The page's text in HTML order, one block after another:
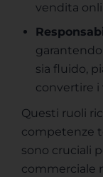
vendita
sia fluido,
convertire i
Questi ruoli
competenze
sono cruciali
commerciale